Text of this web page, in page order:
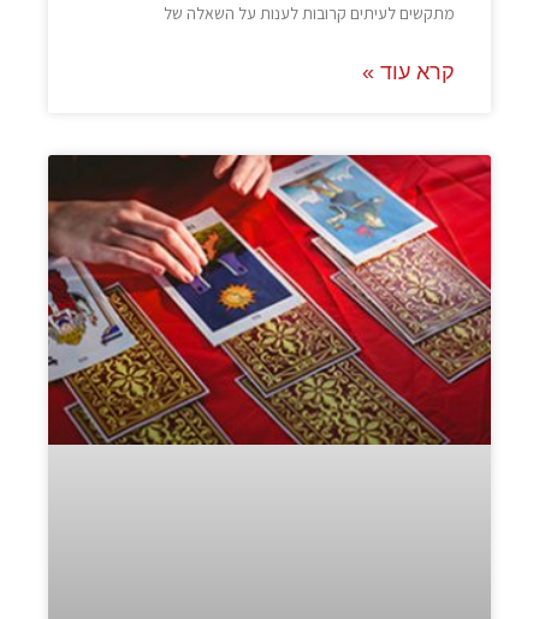
מתקשים לעיתים קרובות לענות על השאלה של
קרא עוד »